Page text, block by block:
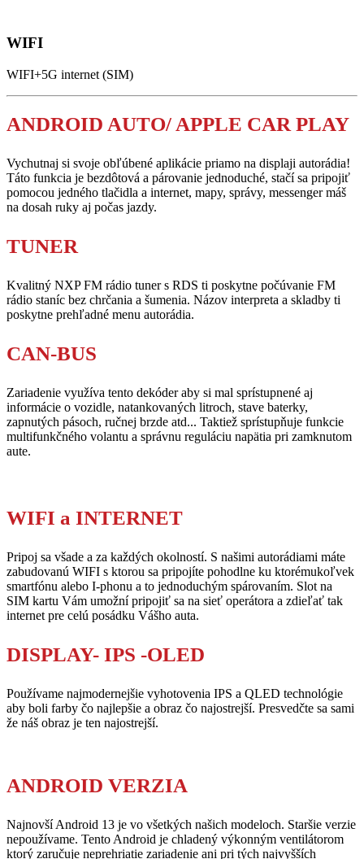
WIFI
WIFI+5G internet (SIM)
ANDROID AUTO/ APPLE CAR PLAY
Vychutnaj si svoje obľúbené aplikácie priamo na displaji autorádia!
Táto funkcia je bezdôtová a párovanie jednoduché, stačí sa pripojiť
pomocou jedného tlačidla a internet, mapy, správy, messenger máš
na dosah ruky aj počas jazdy.
TUNER
Kvalitný NXP FM rádio tuner s RDS ti poskytne počúvanie FM
rádio staníc bez chrčania a šumenia. Názov interpreta a skladby ti
poskytne prehľadné menu autorádia.
CAN-BUS
Zariadenie využíva tento dekóder aby si mal sprístupnené aj
informácie o vozidle, natankovaných litroch, stave baterky,
zapnutých pásoch, ručnej brzde atd... Taktiež sprístupňuje funkcie
multifunkčného volantu a správnu reguláciu napätia pri zamknutom
aute.
WIFI a INTERNET
Pripoj sa všade a za každých okolností. S našimi autorádiami máte
zabudovanú WIFI s ktorou sa pripojíte pohodlne ku ktorémukoľvek
smartfónu alebo I-phonu a to jednoduchým spárovaním. Slot na
SIM kartu Vám umožní pripojiť sa na sieť operátora a zdieľať tak
internet pre celú posádku Vášho auta.
DISPLAY- IPS -OLED
Používame najmodernejšie vyhotovenia IPS a QLED technológie
aby boli farby čo najlepšie a obraz čo najostrejší. Presvedčte sa sami
že náš obraz je ten najostrejší.
ANDROID VERZIA
Najnovší Android 13 je vo všetkých našich modeloch. Staršie verzie
nepoužívame. Tento Android je chladený výkonným ventilátorom
ktorý zaručuje neprehriatie zariadenie ani pri tých najvyšších